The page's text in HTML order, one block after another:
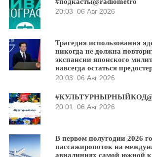
20:03 06 Авг 2026
Трагедия использования
никогда не должна
экспансии японского
навсегда остаться
20:03 06 Авг 2026
20:01
06 Авг 2026
В первом полугодии 2026
пассажиропоток на
авиалиниях самой южной